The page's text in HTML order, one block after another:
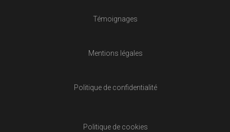
Témoignages
Mentions légales
Politique de confidentialité
Politique de cookies